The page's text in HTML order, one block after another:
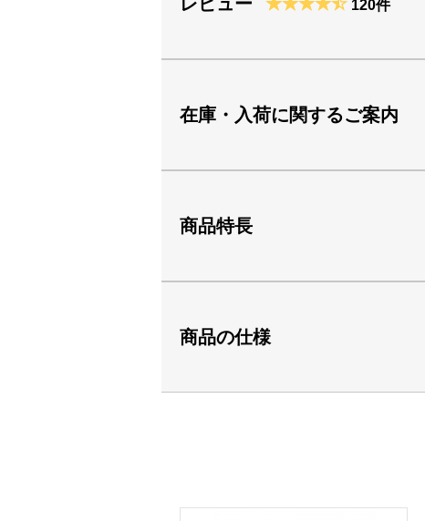
120件
在庫・入荷に関するご案内
商品特長
商品の仕様